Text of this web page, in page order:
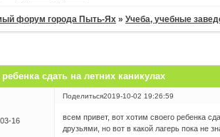
форум города Пыть-Ях »Учеба, учебные
сдать на летних каникулах
Поделиться2019-10-02 19:26:59
16
всем привет, вот хотим своего ребенка
друзьями, но вот в какой лагерь пока не